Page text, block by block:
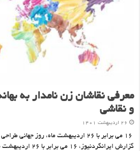
معرفی نقاشان زن نامدار به
و نقاشی
۲۶ اردیبهشت ۱۴۰۱
۱۶ می برابر با ۲۶ اردیبهشت ماه، روز
گزارش